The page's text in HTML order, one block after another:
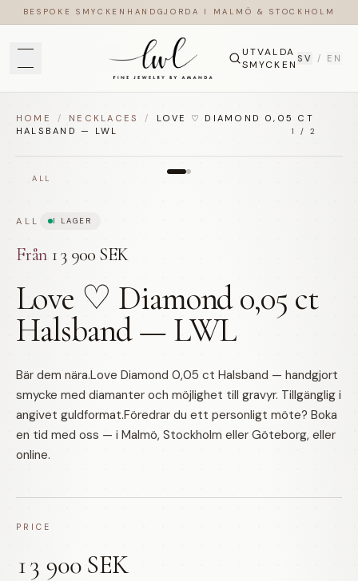
BESPOKE SMYCKEN HANDGJORDA I MALMÖ & STOCKHOLM
UTVALDA
SMYCKEN SV / EN
HOME / NECKLACES /
LOVE ♡ DIAMOND 0,05 CT
HALSBAND — LWL
ALL
1 / 2
ALL I LAGER
Från 13 900 SEK
Love ♡ Diamond 0,05 ct
Halsband — LWL
Bär dem nära.Love Diamond 0,05 ct Halsband — handgjort
smycke med diamanter och möjlighet till gravyr. Tillgänglig i
angivet guldformat.Föredrar du ett personligt möte? Boka
en tid med oss — i Malmö, Stockholm eller Göteborg, eller
online.
PRICE
13 900 SEK